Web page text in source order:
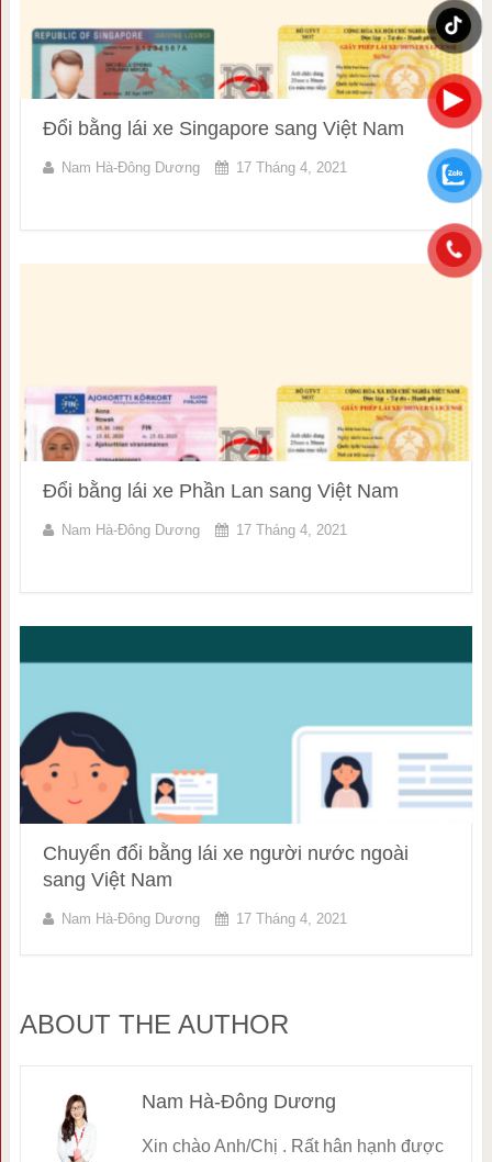
Đổi bằng lái xe Singapore sang Việt Nam
Nam Hà-Đông Dương 17 Tháng 4, 2021
Đổi bằng lái xe Phần Lan sang Việt Nam
Nam Hà-Đông Dương 17 Tháng 4, 2021
Chuyển đổi bằng lái xe người nước ngoài
sang Việt Nam
Nam Hà-Đông Dương 17 Tháng 4, 2021
ABOUT THE AUTHOR
Nam Hà-Đông Dương
Xin chào Anh/Chị . Rất hân hạnh được